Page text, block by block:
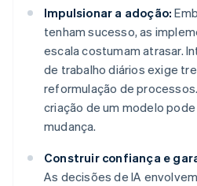
Impulsionar a adoção:
tenham sucesso, as
escala costumam atrasar.
de trabalho diários exige
reformulação de
criação de um modelo
mudança.
Construir confiança e
As decisões de IA